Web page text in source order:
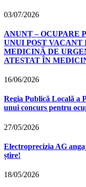
03/07/2026
ANUNȚ – OCUPARE
UNUI POST
MEDICINĂ DE
ATESTAT ÎN
16/06/2026
Regia Publică Locală a
unui concurs pentru
27/05/2026
Electroprecizia AG
știre!
18/05/2026